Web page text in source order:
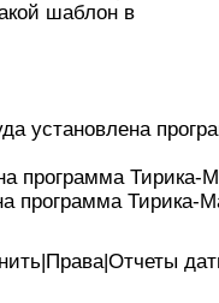
шаблон в
установлена
программа Тирика-
программа Тирика-